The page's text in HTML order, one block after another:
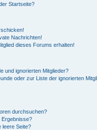
Startseite?
Nachrichten!
dieses Forums erhalten!
und ignorierten Mitglieder?
oder zur Liste der ignorierten
durchsuchen?
Ergebnisse?
leere Seite?